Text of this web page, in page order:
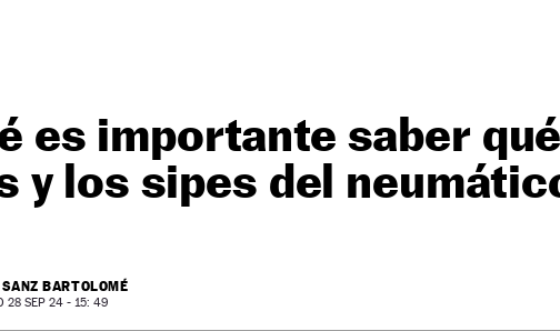
es importante saber
y los sipes del
BARTOLOMÉ
28 SEP 24 - 15: 49